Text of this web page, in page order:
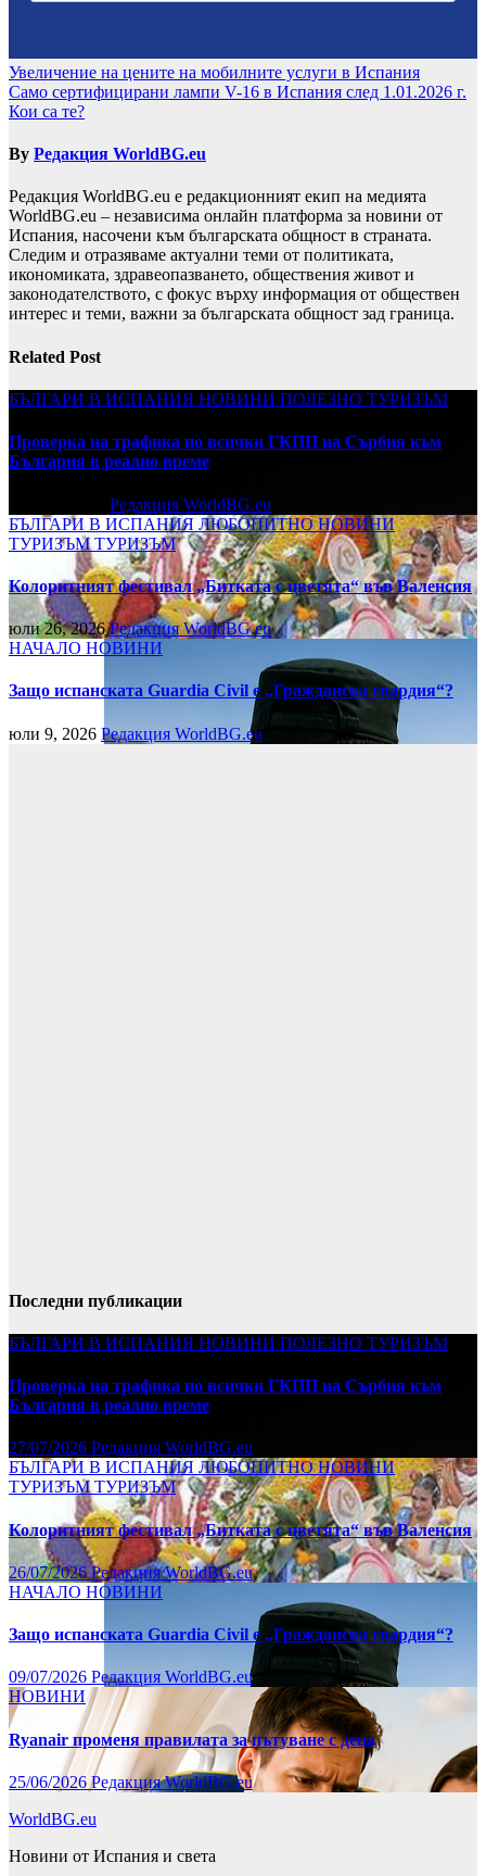
Навигация
Увеличение на цените на мобилните услуги в Испания
Само сертифицирани лампи V-16 в Испания след 1.01.2026 г.
Кои са те?
By Редакция WorldBG.eu
Редакция WorldBG.eu е редакционният екип на медията
WorldBG.eu – независима онлайн платформа за новини от
Испания, насочени към българската общност в страната.
Следим и отразяваме актуални теми от политиката,
икономиката, здравеопазването, обществения живот и
законодателството, с фокус върху информация от обществен
интерес и теми, важни за българската общност зад граница.
Related Post
БЪЛГАРИ В ИСПАНИЯ НОВИНИ ПОЛЕЗНО ТУРИЗЪМ
Проверка на трафика по всички ГКПП на Сърбия към
България в реално време
Редакция WorldBG.eu
БЪЛГАРИ В ИСПАНИЯ ЛЮБОПИТНОНОВИНИ
ТУРИЗЪМТУРИЗЪМ
Колоритният фестивал „Битката с цветята“ във Валенсия
юли 26, 2026Редакция WorldBG.eu
НАЧАЛО НОВИНИ
Защо испанската Guardia Civil е „Гражданска гвардия“?
юли 9, 2026 Редакция WorldBG.eu
Последни публикации
БЪЛГАРИ В ИСПАНИЯ НОВИНИ ПОЛЕЗНО ТУРИЗЪМ
Проверка на трафика по всички ГКПП на Сърбия към
България в реално време
27/07/2026 Редакция WorldBG.eu
БЪЛГАРИ В ИСПАНИЯ ЛЮБОПИТНОНОВИНИ
ТУРИЗЪМТУРИЗЪМ
Колоритният фестивал „Битката с цветята“ във Валенсия
26/07/2026Редакция WorldBG.eu
НАЧАЛО НОВИНИ
Защо испанската Guardia Civil е „Гражданска гвардия“?
09/07/2026 Редакция WorldBG.eu
НОВИНИ
Ryanair променя правилата за пътуване с деца
25/06/2026Редакция WorldBG.eu
WorldBG.eu
Новини от Испания и света